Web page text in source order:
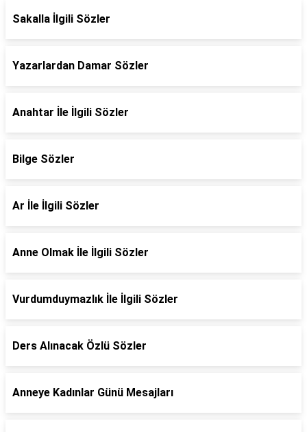
Sakalla İlgili Sözler
Yazarlardan Damar Sözler
Anahtar İle İlgili Sözler
Bilge Sözler
Ar İle İlgili Sözler
Anne Olmak İle İlgili Sözler
Vurdumduymazlık İle İlgili Sözler
Ders Alınacak Özlü Sözler
Anneye Kadınlar Günü Mesajları